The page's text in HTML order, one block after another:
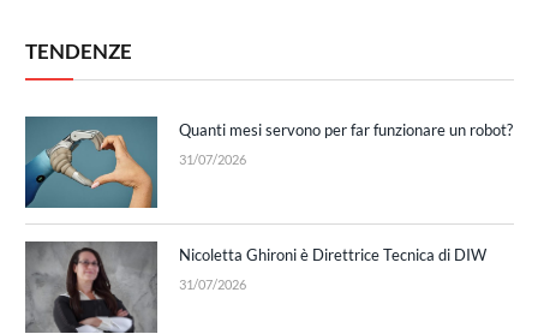
TENDENZE
Quanti mesi servono per far funzionare un robot?
31/07/2026
Nicoletta Ghironi è Direttrice Tecnica di DIW
31/07/2026